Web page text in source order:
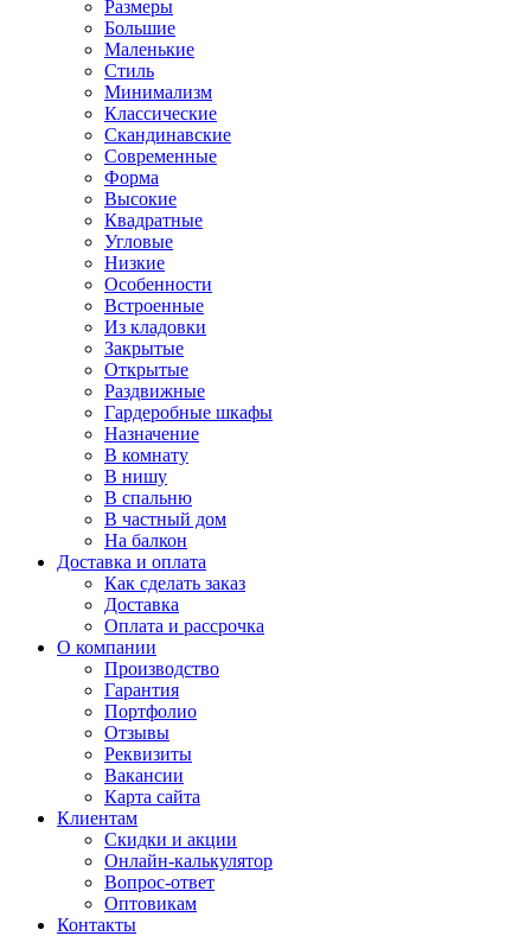
Размеры
Большие
Маленькие
Стиль
Минимализм
Классические
Скандинавские
Современные
Форма
Высокие
Квадратные
Угловые
Низкие
Особенности
Встроенные
Из кладовки
Закрытые
Открытые
Раздвижные
Гардеробные шкафы
Назначение
В комнату
В нишу
В спальню
В частный дом
На балкон
Доставка и оплата
Как сделать заказ
Доставка
Оплата и рассрочка
О компании
Производство
Гарантия
Портфолио
Отзывы
Реквизиты
Вакансии
Карта сайта
Клиентам
Скидки и акции
Онлайн-калькулятор
Вопрос-ответ
Оптовикам
Контакты